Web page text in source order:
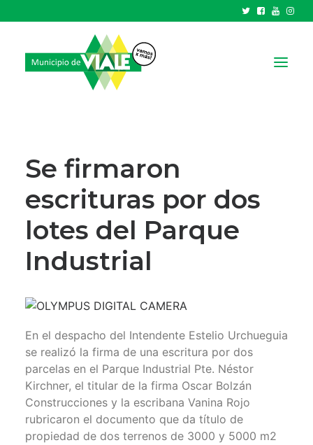
GOBIERNO
HCD
TRÁMITES Y SERVICIOS
CIUDAD
PARQUE INDUSTRIAL
Se firmaron
escrituras por dos
lotes del Parque
Industrial
En el despacho del Intendente Estelio Urchueguia
se realizó la firma de una escritura por dos
parcelas en el Parque Industrial Pte. Néstor
Kirchner, el titular de la firma Oscar Bolzán
Construcciones y la escribana Vanina Rojo
rubricaron el documento que da título de
propiedad de dos terrenos de 3000 y 5000 m2